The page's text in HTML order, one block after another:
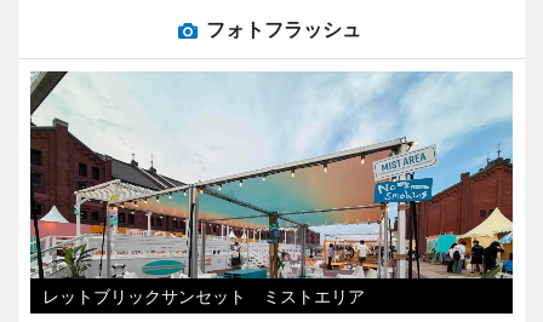
フォトフラッシュ
レットブリックサンセット ミストエリア